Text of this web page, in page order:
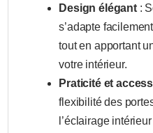
Design élégant:
s’adapte
tout en apportant
votre intérieur.
Praticité et
flexibilité des
l’éclairage